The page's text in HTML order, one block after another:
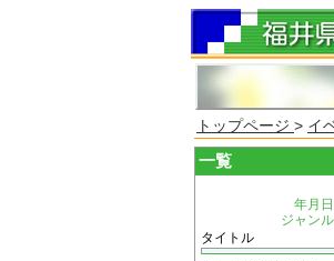
トップページ > イ
一覧
年月日
ジャンル
タイトル